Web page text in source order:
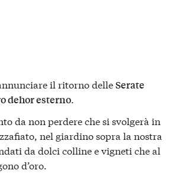
il ritorno delleSerate
dehor esterno.
da non perdere che si svolgerà in
nel giardino sopra la nostra
da dolci colline e vigneti che al
d’oro.